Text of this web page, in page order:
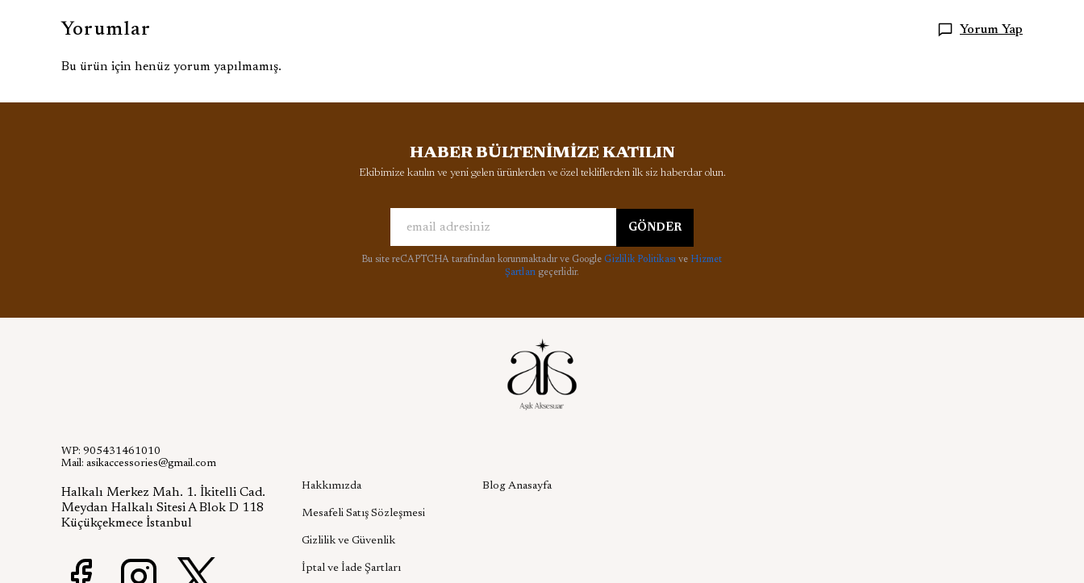
Yorumlar Yorum Yap
Bu ürün için henüz yorum yapılmamış.
HABER BÜLTENİMİZE KATILIN
Ekibimize katılın ve yeni gelen ürünlerden ve özel tekliflerden ilk siz haberdar olun.
GÖNDER
Bu site reCAPTCHA tarafından korunmaktadır ve Google Gizlilik Politikasıve Hizmet
Şartları geçerlidir.
Hakkımızda
Mesafeli Satış Sözleşmesi
Gizlilik ve Güvenlik
İptal ve İade Şartları
Blog Anasayfa
WP: 905431461010
Mail: asikaccessories@gmail.com
Halkalı Merkez Mah. 1. İkitelli Cad.
Meydan Halkalı Sitesi A Blok D 118
Küçükçekmece İstanbul